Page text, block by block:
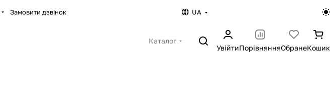
Замовити дзвінок UA
Каталог
УвійтиПорівнянняОбранеКошик